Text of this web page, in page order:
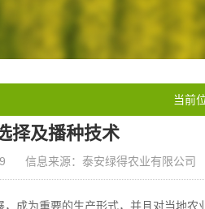
当前
择及播种技术
信息来源：泰安绿得农业有限公司
成为重要的生产形式，并且对当地农